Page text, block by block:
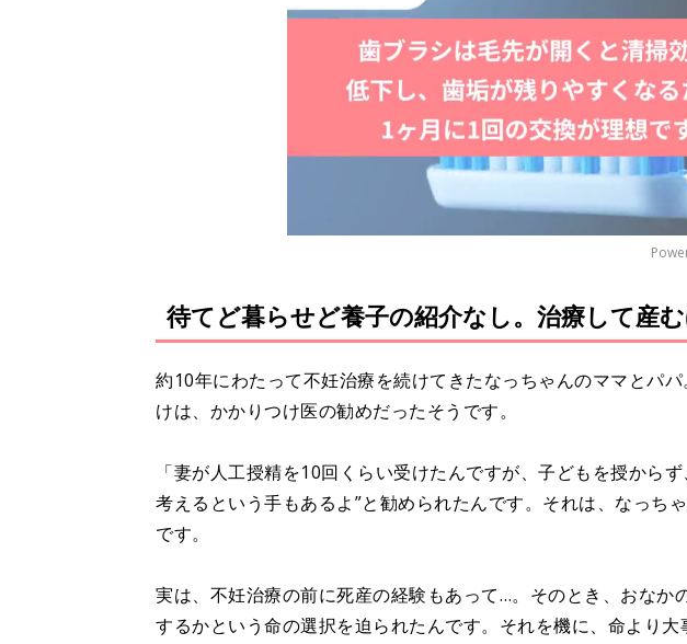
待てど暮らせど養子の紹介なし。治療して産
約10年にわたって不妊治療を続けてきたなっちゃんのママとパ
けは、かかりつけ医の勧めだったそうです。
「妻が人工授精を10回くらい受けたんですが、子どもを授から
考えるという手もあるよ”と勧められたんです。それは、なっち
です。
実は、不妊治療の前に死産の経験もあって…。そのとき、おなか
するかという命の選択を迫られたんです。それを機に、命より